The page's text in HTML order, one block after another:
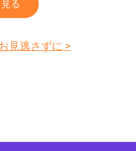
る
見逃さずに >